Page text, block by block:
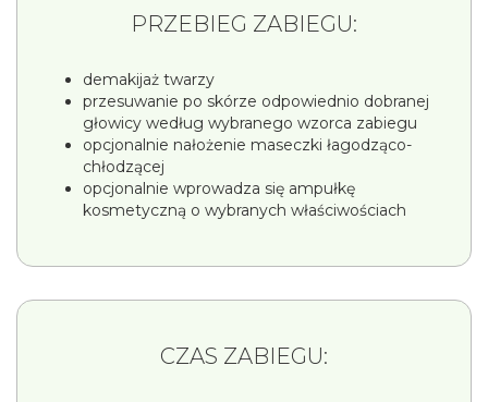
PRZEBIEG ZABIEGU:
demakijaż twarzy
przesuwanie po skórze odpowiednio dobranej
głowicy według wybranego wzorca zabiegu
opcjonalnie nałożenie maseczki łagodząco-
chłodzącej
opcjonalnie wprowadza się ampułkę
kosmetyczną o wybranych właściwościach
CZAS ZABIEGU: